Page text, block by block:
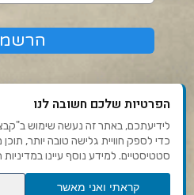
תנאי שימוש
פנו
הפרטיות שלכם חשובה לנו
כדי לספק חוויית גלישה טובה יותר,
סטטיסטיים. למידע נוסף עיינו
קראתי ואני מאשר